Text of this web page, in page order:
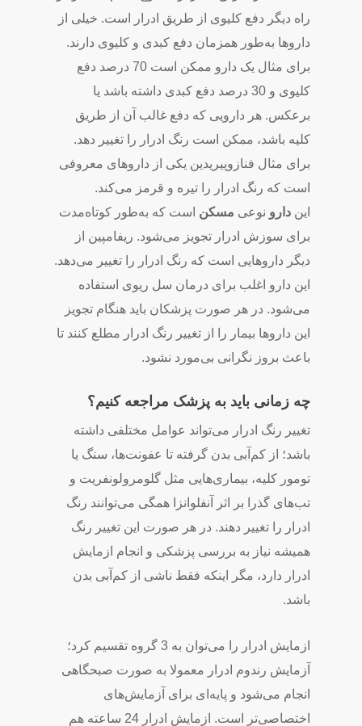
راه دیگر دفع کلیوی از طریق ادرار است. خیلی از
داروها به‌طور همزمان دفع کبدی و کلیوی دارند.
برای مثال یک دارو ممکن است 70 درصد دفع
کلیوی و 30 درصد دفع کبدی داشته باشد یا
برعکس. هر دارویی که دفع غالب آن از طریق
کلیه باشد، ممکن است رنگ ادرار را تغییر دهد.
برای مثال فنازوپیریدین یکی از داروهای معروفی
است که رنگ ادرار را تیره و قرمز می‌کند.
این دارو نوعی مسکن است که به‌طور کوتاه‌مدت
برای سوزش ادرار تجویز می‌شود. ریفامپین از
دیگر داروهایی است که رنگ ادرار را تغییر می‌دهد.
این دارو اغلب برای درمان سل ریوی استفاده
می‌شود. در هر صورت پزشکان باید هنگام تجویز
این داروها بیمار را از تغییر رنگ ادرار مطلع کنند تا
باعث بروز نگرانی بی‌مورد نشود.
چه زمانی باید به پزشک مراجعه کنیم؟
تغییر رنگ ادرار می‌تواند عوامل مختلفی داشته
باشد؛ از کم‌آبی بدن گرفته تا عفونت‌ها، سنگ یا
تومور کلیه، بیماری‌هایی مثل گلومرولونفریت و
تب‌های گذرا بر اثر آنفلوانزا‌ همگی می‌توانند رنگ
ادرار را تغییر دهند. در هر صورت این تغییر رنگ
همیشه نیاز به بررسی پزشکی و انجام ازمایش
ادرار دارد، مگر اینکه فقط ناشی از کم‌آبی بدن
باشد.
ازمایش‌ ادرار را می‌توان به 3 گروه تقسیم کرد؛
آزمایش رندوم ادرار معمولا به صورت صبحگاهی
انجام می‌شود و پایه‌ای برای آزمایش‌های
اختصاصی‌تر است. ازمایش ادرار 24 ساعته هم